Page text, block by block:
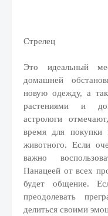
Стрелец
Это идеальный
домашней
новую одежду, а
растениями и
астрологи
время для покупки
животного. Если
важно
Панацеей от всех
будет общение.
преодолевать
делиться своими